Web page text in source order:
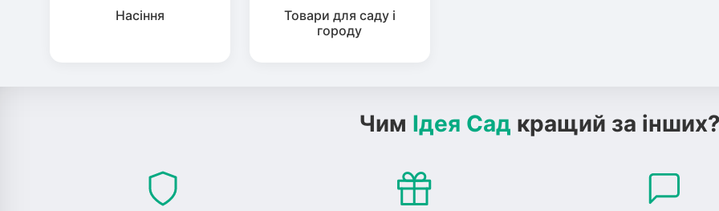
Насіння
Товари для саду і
городу
Чим Ідея Сад кращий за